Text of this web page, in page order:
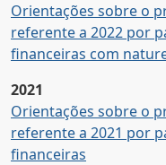
Orientações sobre o
referente a 2022 por
financeiras com
2021
Orientações sobre o
referente a 2021 por
financeiras